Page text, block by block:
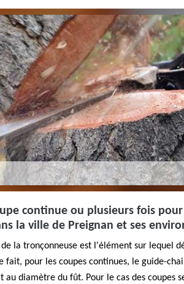
continue ou plusieurs fois pour
la ville de Preignan et ses
la tronçonneuse est l'élément sur lequel
fait, pour les coupes continues, le guide-
diamètre du fût. Pour le cas des coupes